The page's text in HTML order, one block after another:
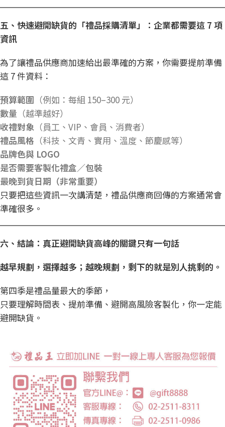
五、快速避開缺貨的「禮品採購清單」：企業都需要這 7 項
資訊
為了讓禮品供應商加速給出最準確的方案，你需要提前準備
這 7 件資料：
預算範圍 （例如：每組 150–300 元）
數量 （越準越好）
收禮對象 （員工、VIP、會員、消費者）
禮品風格 （科技、文青、實用、溫度、節慶感等）
品牌色與 LOGO
是否需要客製化禮盒／包裝
最晚到貨日期（非常重要）
只要把這些資訊一次講清楚，禮品供應商回傳的方案通常會
準確很多。
六、結論：真正避開缺貨高峰的關鍵只有一句話
越早規劃，選擇越多；越晚規劃，剩下的就是別人挑剩的。
第四季是禮品量最大的季節，
只要理解時間表、提前準備、避開高風險客製化，你一定能
避開缺貨。